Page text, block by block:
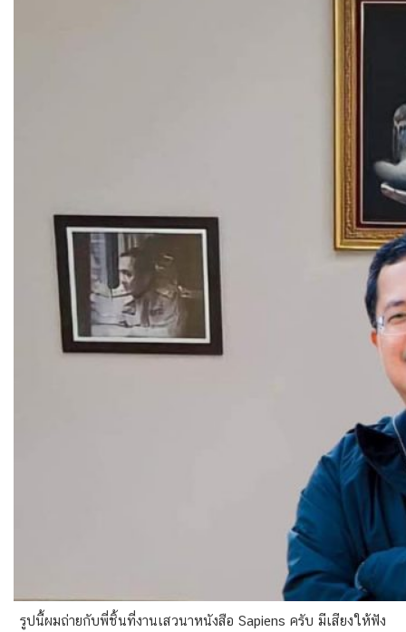
รูปนี้ผมถ่ายกับพี่ชิ้นที่งานเสวนาหนังสือ Sapiens ครับ มีเสียงให้ฟัง